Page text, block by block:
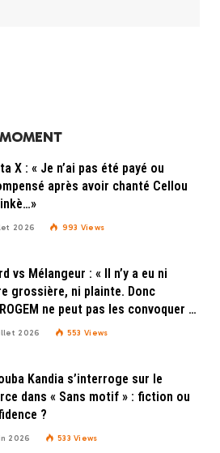
X : « Je n’ai pas été payé ou
après avoir chanté Cellou
2026 993 Views
vs Mélangeur : « Il n’y a eu ni
grossière, ni plainte. Donc
ne peut pas les convoquer »,
Doudou Beny de l’OPROGEM
2026 553Views
Kandia s’interroge sur le
dans « Sans motif » : fiction ou
?
2026 533Views